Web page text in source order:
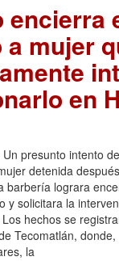
encierra
mujer
en
presunto intento
detenida
barbería lograra
y solicitara la
hechos se
Tecomatlán,
la